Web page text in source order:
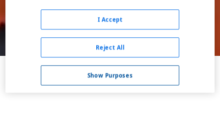
Buscar
VER TODOS LOS HOTELES BARATOS EN FISHERSVILLE
Show Purposes
Reject All
I Accept